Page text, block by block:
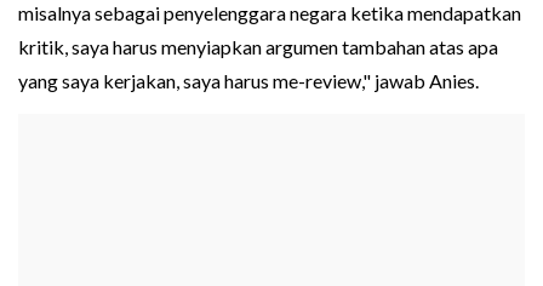
misalnya sebagai penyelenggara negara ketika mendapatkan
kritik, saya harus menyiapkan argumen tambahan atas apa
yang saya kerjakan, saya harus me-review," jawab Anies.